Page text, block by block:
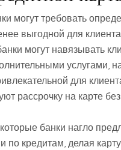
могут требовать
выгодной для
могут навязывать
услугами,
для
рассрочку на карте
банки нагло
по кредитам, делая карту